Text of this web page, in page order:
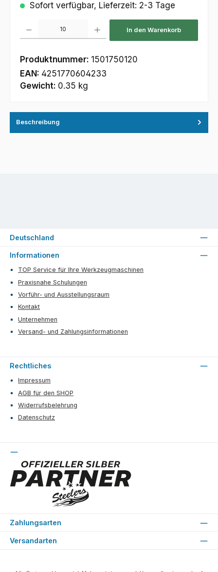
Sofort verfügbar, Lieferzeit: 2-3 Tage
In den Warenkorb
Produktnummer: 1501750120
EAN: 4251770604233
Gewicht: 0.35 kg
Beschreibung
Informationen
TOP Service für Ihre Werkzeugmaschinen
Praxisnahe Schulungen
Vorführ- und Ausstellungsraum
Kontakt
Unternehmen
Versand- und Zahlungsinformationen
Rechtliches
Impressum
AGB für den SHOP
Widerrufsbelehrung
Datenschutz
Zahlungsarten
Versandarten
Deutschland